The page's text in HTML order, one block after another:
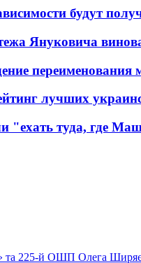
будут
Януковича
переименования
лучших
"ехать туда, где